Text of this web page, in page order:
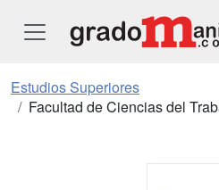
Estudios Superiores
Facultad de Ciencias del